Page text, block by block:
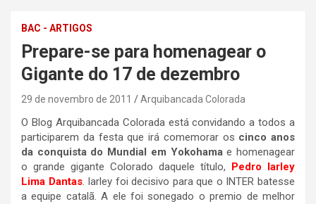
BAC - ARTIGOS
Prepare-se para homenagear o
Gigante do 17 de dezembro
29 de novembro de 2011 Arquibancada Colorada
O Blog Arquibancada Colorada está convidando a todos a
participarem da festa que irá comemorar os cinco anos
da conquista do Mundial em Yokohamae homenagear
o grande gigante Colorado daquele título, Pedro Iarley
Lima Dantas. Iarley foi decisivo para que o INTER batesse
a equipe catalã. A ele foi sonegado o premio de melhor